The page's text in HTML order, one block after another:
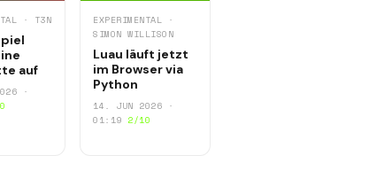
· T3N
auf
·
EXPERIMENTAL ·
SIMON WILLISON
Luau läuft jetzt
im Browser via
Python
14. JUN 2026 ·
01:19 2/10